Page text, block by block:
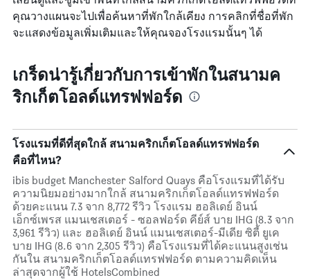
คุณวางแผนจะไปเพื่อค้นหาที่พักใกล้เคียง การคลิกที่ชื่อที่พัก
จะแสดงข้อมูลเพิ่มเติมและให้คุณจองโรงแรมนั้นๆ ได้
เกร็ดน่ารู้เกี่ยวกับการเข้าพักในสนามค
ริกเก็ตโอลด์แทรฟฟอร์ด
โรงแรมที่ดีที่สุดใกล้ สนามคริกเก็ตโอลด์แทรฟฟอร์ด
คือที่ไหน?
ibis budget Manchester Salford Quays คือโรงแรมที่ได้รับ
ความนิยมอย่างมากใกล้ สนามคริกเก็ตโอลด์แทรฟฟอร์ด
ด้วยคะแนน 7.3 จาก 8,772 รีวิว โรงแรม ฮอลิเดย์ อินน์
เอ็กซ์เพรส แมนเชสเตอร์ - ซอลฟอร์ด คีย์ส์ บาย IHG (8.3 จาก
3,961 รีวิว) และ ฮอลิเดย์ อินน์ แมนเชสเตอร์-มีเดีย ซิตี้ ยูเค
บาย IHG (8.6 จาก 2,305 รีวิว) คือโรงแรมที่ได้คะแนนสูงเช่น
กันใน สนามคริกเก็ตโอลด์แทรฟฟอร์ด ตามความคิดเห็น
ล่าสุดจากผู้ใช้ HotelsCombined